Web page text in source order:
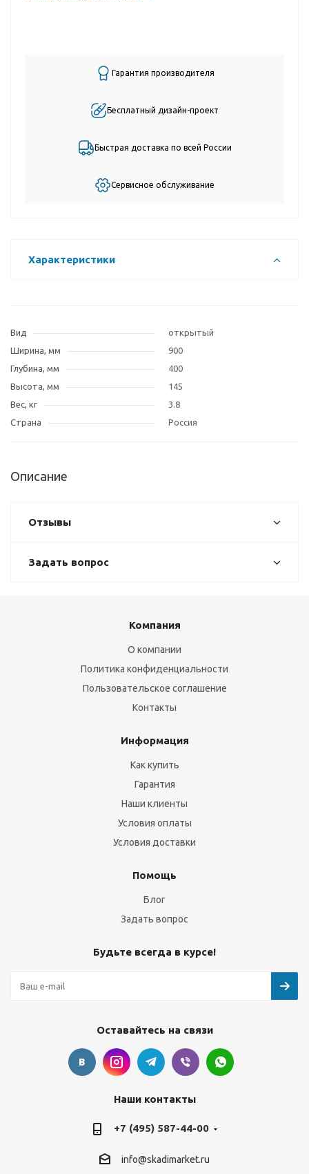
Гарантия производителя
Бесплатный дизайн-проект
Быстрая доставка по всей России
Сервисное обслуживание
Характеристики
Вид
открытый
Ширина, мм
900
Глубина, мм
400
Высота, мм
145
Вес, кг
3.8
Страна
Россия
Описание
Отзывы
Задать вопрос
Компания
О компании
Политика конфиденциальности
Пользовательское соглашение
Контакты
Информация
Как купить
Гарантия
Наши клиенты
Условия оплаты
Условия доставки
Помощь
Блог
Задать вопрос
Будьте всегда в курсе!
Оставайтесь на связи
Наши контакты
+7 (495) 587-44-00
info@skadimarket.ru